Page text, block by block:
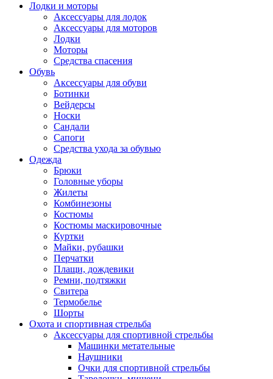
Лодки и моторы
Аксессуары для лодок
Аксессуары для моторов
Лодки
Моторы
Средства спасения
Обувь
Аксессуары для обуви
Ботинки
Вейдерсы
Носки
Сандали
Сапоги
Средства ухода за обувью
Одежда
Брюки
Головные уборы
Жилеты
Комбинезоны
Костюмы
Костюмы маскировочные
Куртки
Майки, рубашки
Перчатки
Плащи, дождевики
Ремни, подтяжки
Свитера
Термобелье
Шорты
Охота и спортивная стрельба
Аксессуары для спортивной стрельбы
Машинки метательные
Наушники
Очки для спортивной стрельбы